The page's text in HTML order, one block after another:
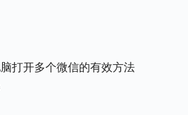
打开多个微信的有效方法